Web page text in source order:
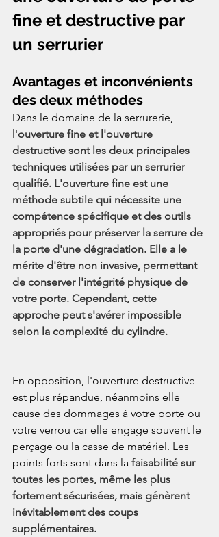
fine et destructive par
un serrurier
Avantages et inconvénients
des deux méthodes
Dans le domaine de la serrurerie,
l'ouverture fine et l'ouverture
destructive sont les deux principales
techniques utilisées par un serrurier
qualifié. L'ouverture fine est une
méthode subtile qui nécessite une
compétence spécifique et des outils
appropriés pour préserver la serrure de
la porte d'une dégradation. Elle a le
mérite d'être non invasive, permettant
de conserver l'intégrité physique de
votre porte. Cependant, cette
approche peut s'avérer impossible
selon la complexité du cylindre.
En opposition, l'ouverture destructive
est plus répandue, néanmoins elle
cause des dommages à votre porte ou
votre verrou car elle engage souvent le
perçage ou la casse de matériel. Les
points forts sont dans la faisabilité sur
toutes les portes, même les plus
fortement sécurisées, mais génèrent
inévitablement des coups
supplémentaires.